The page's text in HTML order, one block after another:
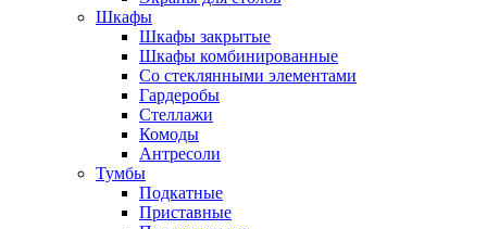
Шкафы
Шкафы закрытые
Шкафы комбинированные
Со стеклянными элементами
Гардеробы
Стеллажи
Комоды
Антресоли
Тумбы
Подкатные
Приставные